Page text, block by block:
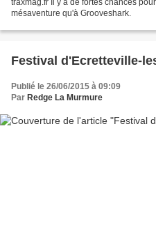
mésaventure qu'à Grooveshark.
Festival d'Ecretteville-
Publié le 26/06/2015 à 09:09
Par Redge La Murmure